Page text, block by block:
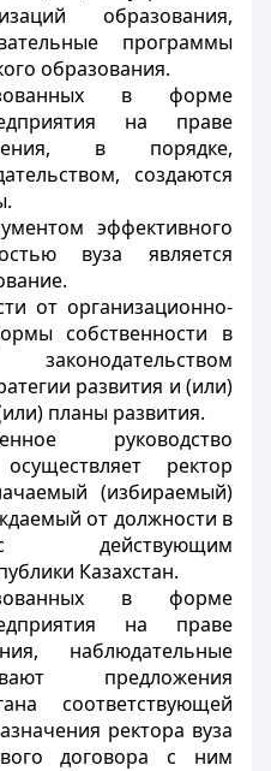
образования,
программы
образования.
в форме
на праве
в порядке,
создаются
эффективного
вуза является
от организационно-
собственности в
развития и (или)
планы развития.
руководство
ректор
(избираемый)
от должности в
действующим
Казахстан.
в форме
на праве
наблюдательные
предложения
соответствующей
ректора вуза
договора с ним